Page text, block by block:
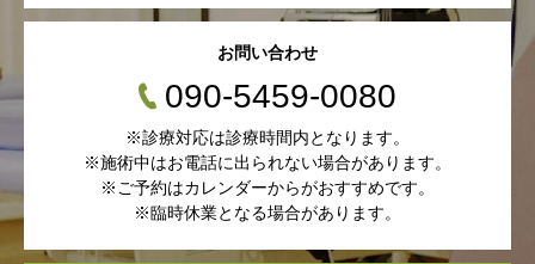
お問い合わせ
090-5459-0080
※診療対応は診療時間内となります。
※施術中はお電話に出られない場合があります。
※ご予約はカレンダーからがおすすめです。
※臨時休業となる場合があります。